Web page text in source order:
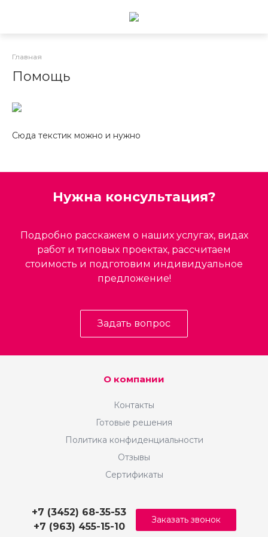
Главная
Помощь
Сюда текстик можно и нужно
Нужна консультация?
Подробно расскажем о наших услугах, видах
работ и типовых проектах, рассчитаем
стоимость и подготовим индивидуальное
предложение!
Задать вопрос
О компании
Контакты
Готовые решения
Политика конфиденциальности
Отзывы
Сертификаты
+7 (3452) 68-35-53
+7 (963) 455-15-10
Заказать звонок